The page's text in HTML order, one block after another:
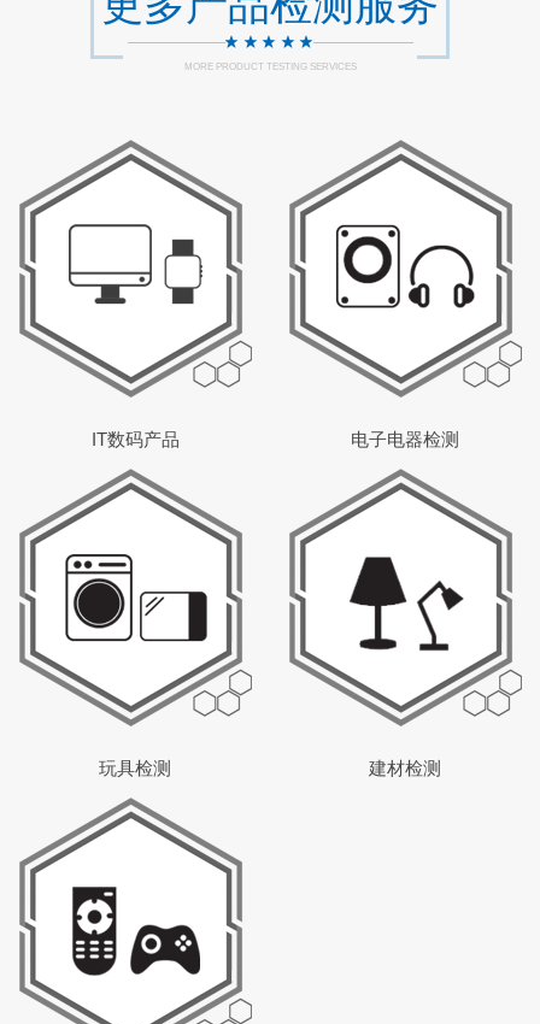
MORE PRODUCT TESTING SERVICES
IT数码产品 电子电器检测
玩具检测 建材检测